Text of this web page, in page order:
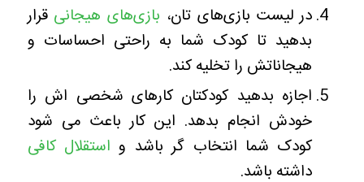
در لیست بازی‌های تان، بازی‌های هیجانی قرار
بدهید تا کودک شما به راحتی احساسات و
هیجاناتش را تخلیه کند.
اجازه بدهید کودکتان کارهای شخصی اش را
خودش انجام بدهد. این کار باعث می شود
کودک شما انتخاب گر باشد و استقلال کافی
داشته باشد.